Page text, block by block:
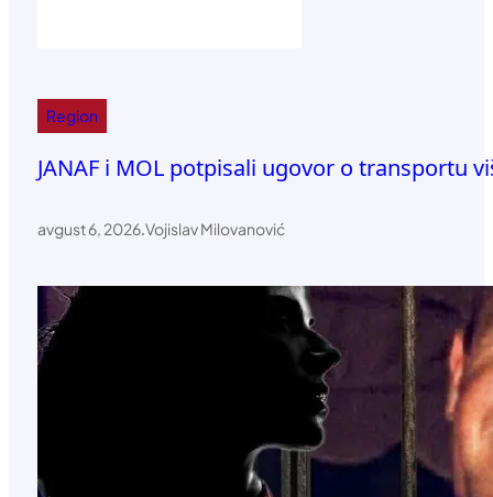
Region
JANAF i MOL potpisali ugovor o transportu
avgust 6, 2026.Vojislav Milovanović